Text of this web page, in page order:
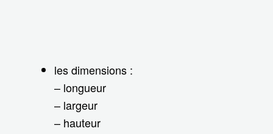
les dimensions :
– longueur
– largeur
– hauteur